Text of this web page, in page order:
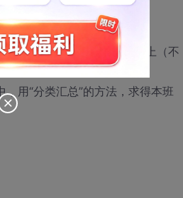
的方法求出“语文”在80分以上（不
用“分类汇总”的方法，求得本班